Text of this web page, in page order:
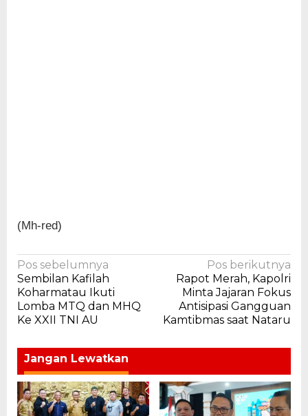
(Mh-red)
Navigasi
pos
Pos sebelumnya
Sembilan Kafilah
Koharmatau Ikuti
Lomba MTQ dan MHQ
Ke XXII TNI AU
Pos berikutnya
Rapot Merah, Kapolri
Minta Jajaran Fokus
Antisipasi Gangguan
Kamtibmas saat Nataru
Jangan Lewatkan